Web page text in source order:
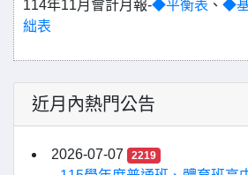
114年11月會計月報-◆平衡表 、 ◆
絀表
近月內熱門公告
2026-07-07 2219